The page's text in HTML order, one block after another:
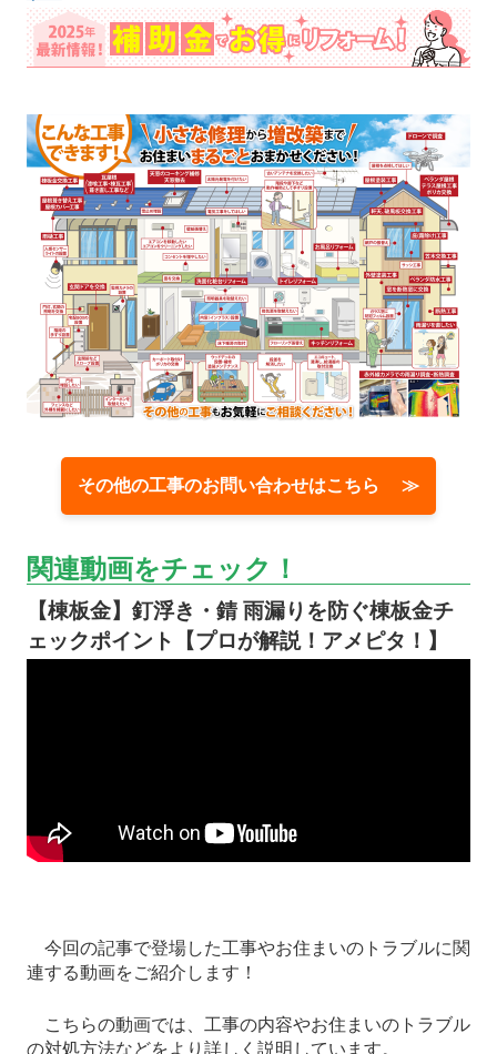
その他の工事のお問い合わせはこちら ≫
関連動画をチェック！
【棟板金】釘浮き・錆 雨漏りを防ぐ棟板金チ
ェックポイント【プロが解説！アメピタ！】
今回の記事で登場した工事やお住まいのトラブルに関
連する動画をご紹介します！
こちらの動画では、工事の内容やお住まいのトラブル
の対処方法などをより詳しく説明しています。